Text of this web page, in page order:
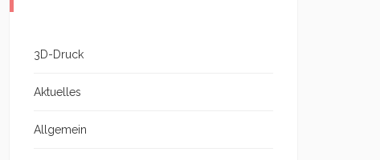
3D-Druck
Aktuelles
Allgemein